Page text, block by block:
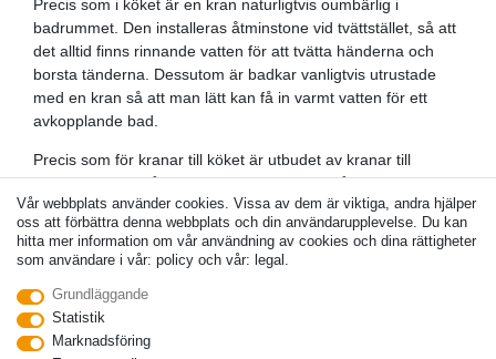
Precis som i köket är en kran naturligtvis oumbärlig i
badrummet. Den installeras åtminstone vid tvättstället, så att
det alltid finns rinnande vatten för att tvätta händerna och
borsta tänderna. Dessutom är badkar vanligtvis utrustade
med en kran så att man lätt kan få in varmt vatten för ett
avkopplande bad.
Precis som för kranar till köket är utbudet av kranar till
badrummet också mycket stort. Beroende på vad som är
särskilt viktigt för dig och var du vill installera kranen i
badrummet kan du välja mellan många olika lösningar.
Till exempel finns en kran, även kallad tvättställskran, både
som en engreppsblandare och som en tvågreppsblandare.
Dessutom finns det naturligtvis också blandare för
väggmontage, som främst används för duschar och badkar.
Vår webbplats använder cookies. Vissa av dem är viktiga, andra hjälper
oss att förbättra denna webbplats och din användarupplevelse. Du kan
hitta mer information om vår användning av cookies och dina rättigheter
som användare i vår: policy och vår: legal.
Grundläggande
Statistik
Marknadsföring